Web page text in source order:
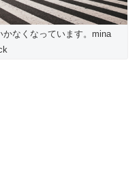
なくなっています。mina